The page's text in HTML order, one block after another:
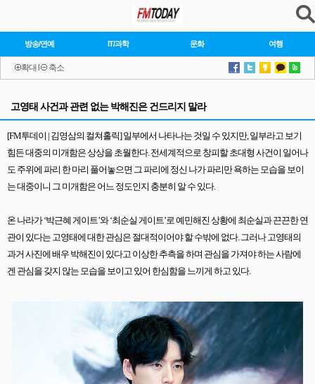
방송/연예 IT/과학 문화 여행
확대 축소
고영태 사건과 관련 없는 박해진은 건드리지 말라
[FM투데이 | 김영삼의 컬쳐홀릭]일부에서 나타나는 것일 수 있지만,일부라고 보기
힘든 대중의 미개함은 상상을 초월한다.전세계적으로 창피할 초대형 사건이 일어나
도 주위에 파리 한 마리 풀어놓으면 그 파리에 정신 나가 파리만 욕하는 모습을 보이
는 대중이니 그 미개함은 어느 정도인지 충분히 알 수 있다.
온 나라가‘박근혜 게이트’와‘최순실 게이트’로 예민해진 상황에 최순실과 끈끈한 연
관이 있다는 고영태에 대한 관심은 절대적이어야 할 수밖에 없다.그러나 고영태의
과거 사진에 배우 박해진이 있다고 이상한 추측을 하며 관심을 가져야 하는 사람에
겐 관심을 갖지 않는 모습을 보이고 있어 한심함을 느끼게 하고 있다.